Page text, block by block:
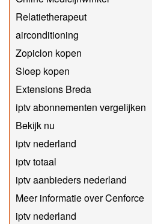
Relatietherapeut
airconditioning
Zopiclon kopen
Sloep kopen
Extensions Breda
iptv abonnementen vergelijken
Bekijk nu
iptv nederland
iptv totaal
iptv aanbieders nederland
Meer informatie over Cenforce
iptv nederland